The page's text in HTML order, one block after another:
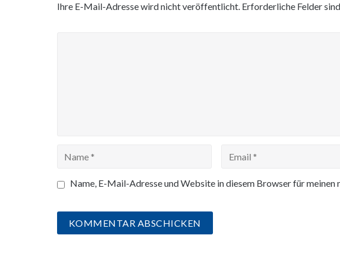
Ihre E-Mail-Adresse wird nicht veröffentlicht. Erforderliche Felder
Name, E-Mail-Adresse und Website in diesem Browser für meinen